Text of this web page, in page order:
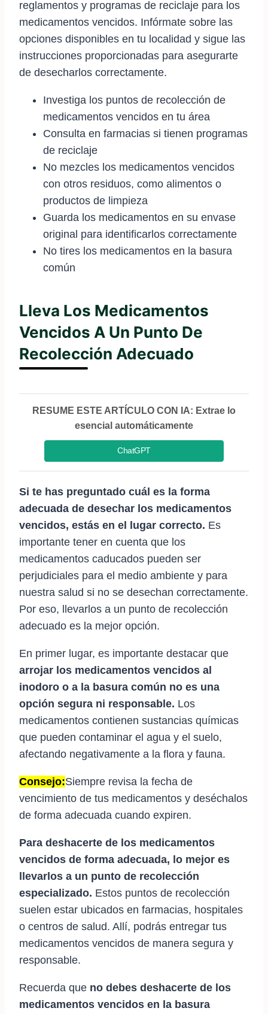
reglamentos y programas de reciclaje para los
medicamentos vencidos. Infórmate sobre las
opciones disponibles en tu localidad y sigue las
instrucciones proporcionadas para asegurarte
de desecharlos correctamente.
Investiga los puntos de recolección de
medicamentos vencidos en tu área
Consulta en farmacias si tienen programas
de reciclaje
No mezcles los medicamentos vencidos
con otros residuos, como alimentos o
productos de limpieza
Guarda los medicamentos en su envase
original para identificarlos correctamente
No tires los medicamentos en la basura
común
Lleva Los Medicamentos
Vencidos A Un Punto De
Recolección Adecuado
RESUME ESTE ARTÍCULO CON IA: Extrae lo
esencial automáticamente
ChatGPT
Si te has preguntado cuál es la forma
adecuada de desechar los medicamentos
vencidos, estás en el lugar correcto. Es
importante tener en cuenta que los
medicamentos caducados pueden ser
perjudiciales para el medio ambiente y para
nuestra salud si no se desechan correctamente.
Por eso, llevarlos a un punto de recolección
adecuado es la mejor opción.
En primer lugar, es importante destacar que
arrojar los medicamentos vencidos al
inodoro o a la basura común no es una
opción segura ni responsable. Los
medicamentos contienen sustancias químicas
que pueden contaminar el agua y el suelo,
afectando negativamente a la flora y fauna.
Consejo:Siempre revisa la fecha de
vencimiento de tus medicamentos y deséchalos
de forma adecuada cuando expiren.
Para deshacerte de los medicamentos
vencidos de forma adecuada, lo mejor es
llevarlos a un punto de recolección
especializado. Estos puntos de recolección
suelen estar ubicados en farmacias, hospitales
o centros de salud. Allí, podrás entregar tus
medicamentos vencidos de manera segura y
responsable.
Recuerda que no debes deshacerte de los
medicamentos vencidos en la basura